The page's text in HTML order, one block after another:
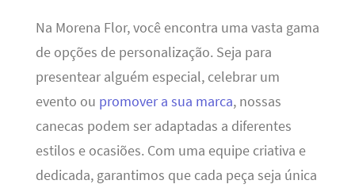
Na Morena Flor, você encontra uma vasta gama
de opções de personalização. Seja para
presentear alguém especial, celebrar um
evento ou promover a sua marca, nossas
canecas podem ser adaptadas a diferentes
estilos e ocasiões. Com uma equipe criativa e
dedicada, garantimos que cada peça seja única